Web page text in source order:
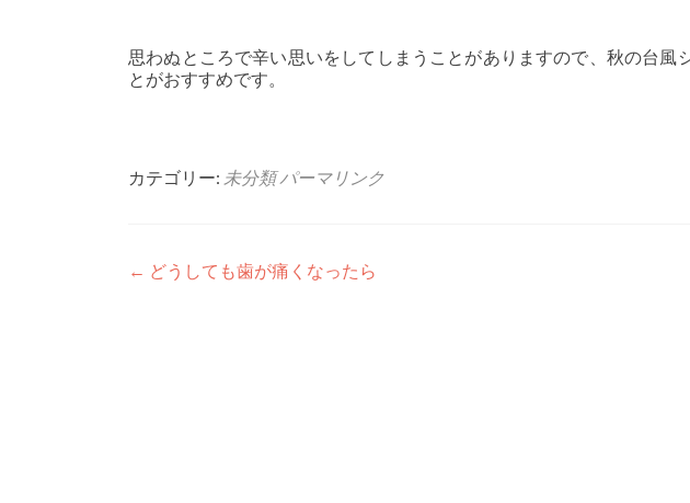
思わぬところで辛い思いをしてしまうことがありますので、秋の台風
とがおすすめです。
カテゴリー: 未分類 パーマリンク
投
← どうしても歯が痛くなったら